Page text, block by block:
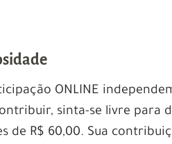
ONLINE
sinta-se livre para
de R$ 60,00. Sua